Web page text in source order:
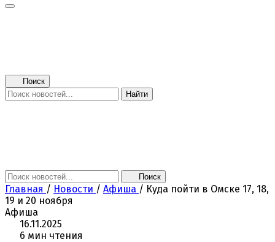
Поиск
Найти
Поиск
Главная / Новости / Афиша / Куда пойти в Омске 17, 18,
19 и 20 ноября
Афиша
16.11.2025
6 мин чтения